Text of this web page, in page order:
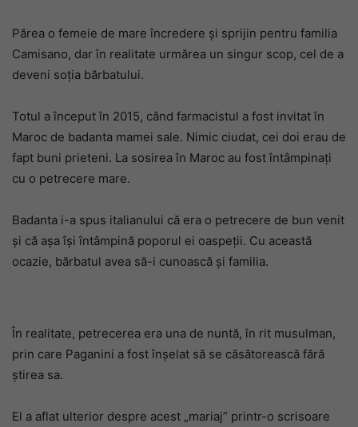
Părea o femeie de mare încredere și sprijin pentru familia
Camisano, dar în realitate urmărea un singur scop, cel de a
deveni soția bărbatului.
Totul a început în 2015, când farmacistul a fost invitat în
Maroc de badanta mamei sale. Nimic ciudat, cei doi erau de
fapt buni prieteni. La sosirea în Maroc au fost întâmpinați
cu o petrecere mare.
Badanta i-a spus italianului că era o petrecere de bun venit
și că așa își întâmpină poporul ei oaspeții. Cu această
ocazie, bărbatul avea să-i cunoască și familia.
În realitate, petrecerea era una de nuntă, în rit musulman,
prin care Paganini a fost înșelat să se căsătorească fără
știrea sa.
El a aflat ulterior despre acest „mariaj” printr-o scrisoare